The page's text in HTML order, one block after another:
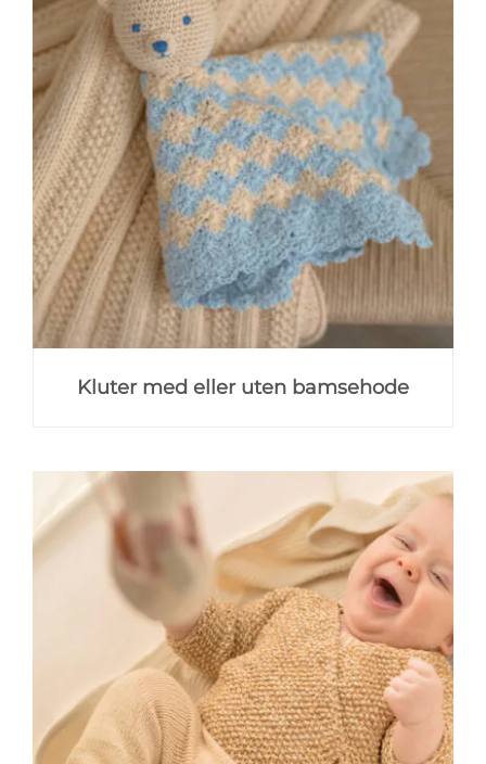
Kluter med eller uten bamsehode